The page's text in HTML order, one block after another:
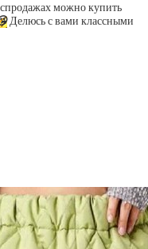
можно купить
Делюсь с вами классными